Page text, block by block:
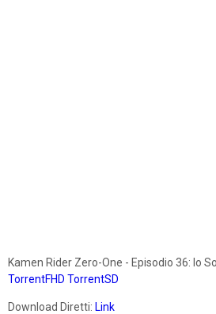
Kamen Rider Zero-One - Episodio 36: Io
TorrentFHD TorrentSD
Download Diretti: Link